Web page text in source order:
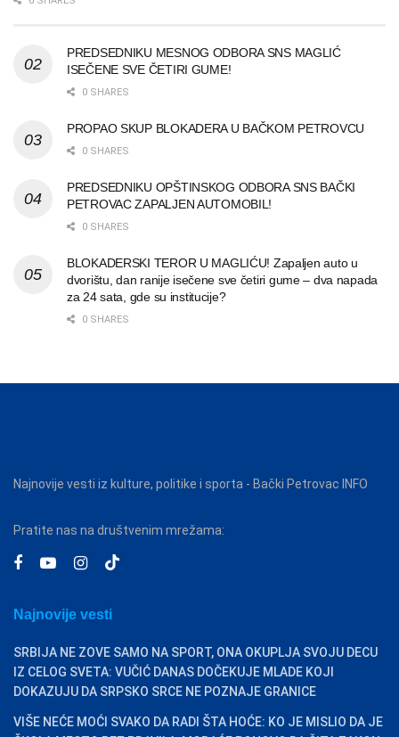
PREDSEDNIKU MESNOG ODBORA SNS MAGLIĆ
ISEČENE SVE ČETIRI GUME!
0 SHARES
PROPAO SKUP BLOKADERA U BAČKOM PETROVCU
0 SHARES
PREDSEDNIKU OPŠTINSKOG ODBORA SNS BAČKI
PETROVAC ZAPALJEN AUTOMOBIL!
0 SHARES
BLOKADERSKI TEROR U MAGLIĆU! Zapaljen auto u
dvorištu, dan ranije isečene sve četiri gume – dva napada
za 24 sata, gde su institucije?
0 SHARES
Najnovije vesti iz kulture, politike i sporta - Bački Petrovac INFO
Pratite nas na društvenim mrežama:
Najnovije vesti
SRBIJA NE ZOVE SAMO NA SPORT, ONA OKUPLJA SVOJU DECU
IZ CELOG SVETA: VUČIĆ DANAS DOČEKUJE MLADE KOJI
DOKAZUJU DA SRPSKO SRCE NE POZNAJE GRANICE
VIŠE NEĆE MOĆI SVAKO DA RADI ŠTA HOĆE: KO JE MISLIO DA JE